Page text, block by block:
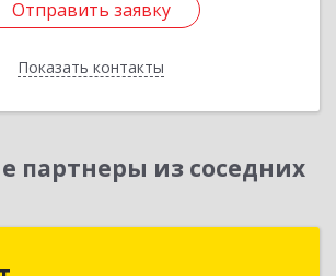
Отправить заявку
Показать контакты
Отправить заявку
Назад
партнеры из соседних